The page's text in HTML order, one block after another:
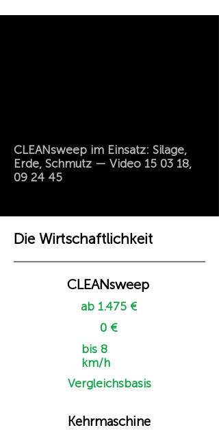
CLEANsweep im Einsatz: Silage,
Erde, Schmutz — Video 15 03 18,
09 24 45
Die Wirtschaftlichkeit
CLEANsweep
ab 1.475 €
0 €
bis 8
km/h
Vergleichsbasis
Kehrmaschine